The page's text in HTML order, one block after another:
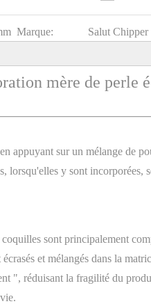
Marque: Salut Chipper
mère de perle
appuyant sur un mélange de
lorsqu'elles y sont
sont principalement
et mélangés dans la
", réduisant la fragilité du